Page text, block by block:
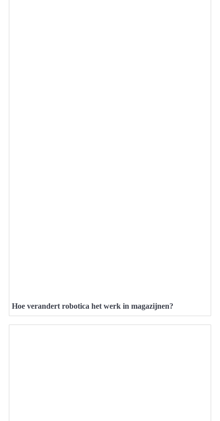
Hoe verandert robotica het werk in magazijnen?